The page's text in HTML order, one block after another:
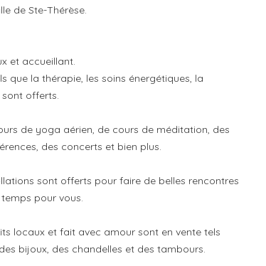
de Ste-Thérèse.
et accueillant.
que la thérapie, les soins énergétiques, la
offerts.
de yoga aérien, de cours de méditation, des
des concerts et bien plus.
sont offerts pour faire de belles rencontres
pour vous.
locaux et fait avec amour sont en vente tels
bijoux, des chandelles et des tambours.